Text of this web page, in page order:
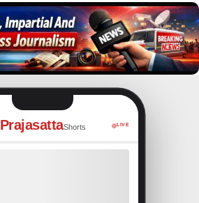
PrajasattaShorts LIVE